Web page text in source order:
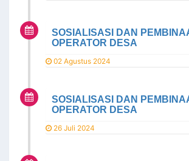
SOSIALISASI DAN
OPERATOR DESA
02 Agustus 2024
SOSIALISASI DAN
OPERATOR DESA
26 Juli 2024